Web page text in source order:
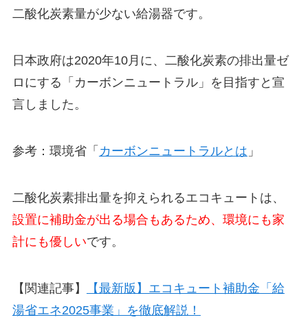
二酸化炭素量が少ない給湯器です。
日本政府は2020年10月に、二酸化炭素の排出量ゼ
ロにする「カーボンニュートラル」を目指すと宣
言しました。
参考：環境省「 カーボンニュートラルとは 」
二酸化炭素排出量を抑えられるエコキュートは、
設置に補助金が出る場合もあるため、環境にも家
計にも優しいです。
【関連記事】
【最新版】エコキュート補助金「給
湯省エネ2025事業」を徹底解説！